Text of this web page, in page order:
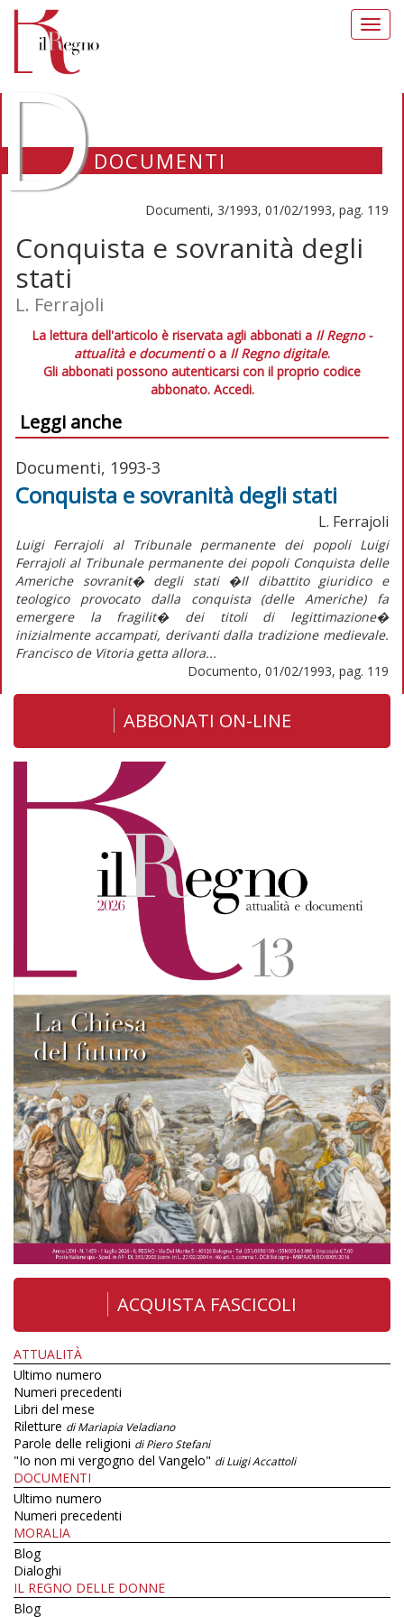
DOCUMENTI
Documenti, 3/1993, 01/02/1993, pag. 119
Conquista e sovranità degli
stati
L. Ferrajoli
La lettura dell'articolo è riservata agli abbonati a Il Regno -
attualità e documentio a Il Regno digitale.
Gli abbonati possono autenticarsi con il proprio codice
abbonato. Accedi.
Leggi anche
Documenti, 1993-3
Conquista e sovranità degli stati
L. Ferrajoli
Luigi Ferrajoli al Tribunale permanente dei popoli Luigi
Ferrajoli al Tribunale permanente dei popoli Conquista delle
Americhe sovranit� degli stati �Il dibattito giuridico e
teologico provocato dalla conquista (delle Americhe) fa
emergere la fragilit� dei titoli di legittimazione�
inizialmente accampati, derivanti dalla tradizione medievale.
Francisco de Vitoria getta allora...
Documento, 01/02/1993, pag. 119
ABBONATI ON-LINE
ACQUISTA FASCICOLI
ATTUALITÀ
Ultimo numero
Numeri precedenti
Libri del mese
Riletture di Mariapia Veladiano
Parole delle religioni di Piero Stefani
"Io non mi vergogno del Vangelo" di Luigi Accattoli
DOCUMENTI
Ultimo numero
Numeri precedenti
MORALIA
Blog
Dialoghi
IL REGNO DELLE DONNE
Blog